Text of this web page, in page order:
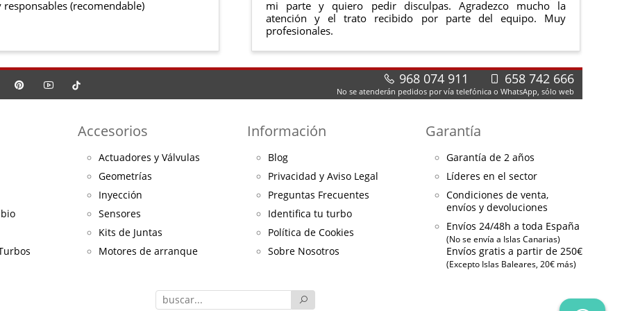
(recomendable)
mi parte y quiero pedir disculpas. Agradezco mucho la
atención y el trato recibido por parte del equipo. Muy
profesionales.
968 074 911 658 742 666
No se atenderán pedidos por vía telefónica o WhatsApp, sólo web
Accesorios
Actuadores y Válvulas
Geometrías
Inyección
Sensores
Kits de Juntas
Motores de arranque
Información
Blog
Privacidad y Aviso Legal
Preguntas Frecuentes
Identifica tu turbo
Política de Cookies
Sobre Nosotros
Garantía
Garantía de 2 años
Líderes en el sector
Condiciones de venta,
envíos y devoluciones
Envíos 24/48h a toda España
(No se envía a Islas Canarias)
Envíos gratis a partir de 250€
(Excepto Islas Baleares, 20€ más)